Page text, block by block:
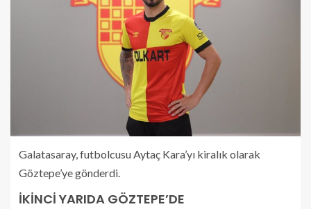
Galatasaray, futbolcusu Aytaç Kara’yı kiralık olarak
Göztepe’ye gönderdi.
İKİNCİ YARIDA GÖZTEPE’DE